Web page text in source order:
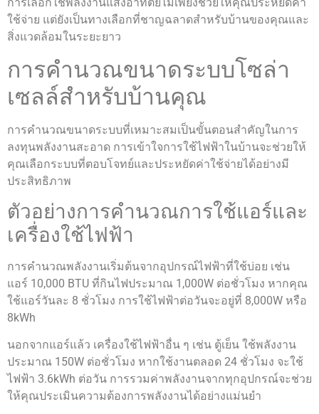
ใช้จ่าย แต่ยังเป็นทางเลือกที่ชาญฉลาดสำหรับบ้านของคุณและ
สิ่งแวดล้อมในระยะยาว
การคำนวณขนาดระบบโซล่า
เซลล์สำหรับบ้านคุณ
การคำนวณขนาดระบบที่เหมาะสมเป็นขั้นตอนสำคัญในการ
ลงทุนพลังงานสะอาด การเข้าใจการใช้ไฟฟ้าในบ้านจะช่วยให้
คุณเลือกระบบที่ตอบโจทย์และประหยัดค่าใช้จ่ายได้อย่างมี
ประสิทธิภาพ
ตัวอย่างการคำนวณการใช้แอร์และ
เครื่องใช้ไฟฟ้า
การคำนวณพลังงานเริ่มต้นจากอุปกรณ์ไฟฟ้าที่ใช้บ่อย เช่น
แอร์ 10,000 BTU ที่กินไฟประมาณ 1,000W ต่อชั่วโมง หากคุณ
ใช้แอร์วันละ 8 ชั่วโมง การใช้ไฟฟ้าต่อวันจะอยู่ที่ 8,000W หรือ
8kWh
นอกจากแอร์แล้ว เครื่องใช้ไฟฟ้าอื่น ๆ เช่น ตู้เย็น ใช้พลังงาน
ประมาณ 150W ต่อชั่วโมง หากใช้งานตลอด 24 ชั่วโมง จะใช้
ไฟฟ้า 3.6kWh ต่อวัน การรวมค่าพลังงานจากทุกอุปกรณ์จะช่วย
ให้คุณประเมินความต้องการพลังงานได้อย่างแม่นยำ